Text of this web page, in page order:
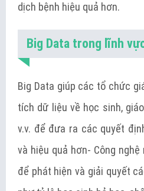
dịch bệnh hiệu quả hơn.
Big Data trong lĩnh
Big Data giúp các tổ chức
tích dữ liệu về học sinh,
v.v. để đưa ra các quyết
và hiệu quả hơn- Công
để phát hiện và giải quyết